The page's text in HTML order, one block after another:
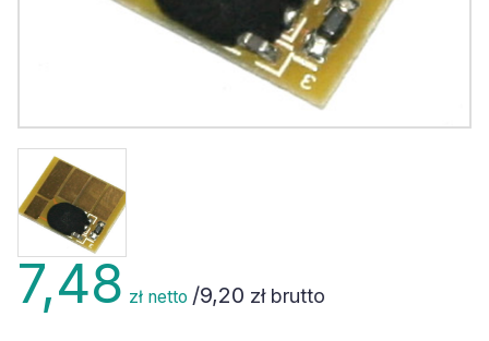
7,48 zł netto /9,20 zł brutto